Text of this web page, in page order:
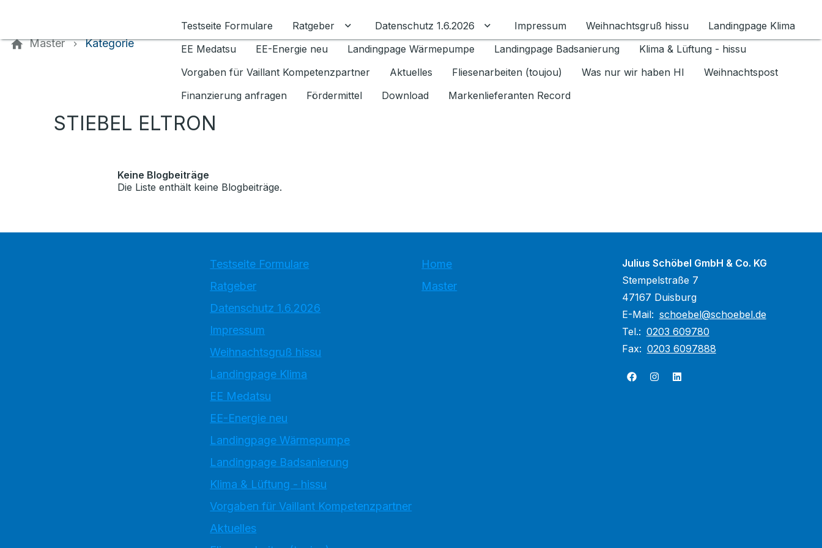
Testseite Formulare
Ratgeber Untermenü für Ratgeber umschalten
Datenschutz 1.6.2026 Untermenü für Datenschutz 1.6.2026 umschalten
Impressum Weihnachtsgruß hissu
Landingpage Klima
EE Medatsu
EE-Energie neu Landingpage Wärmepumpe Landingpage Badsanierung
Klima & Lüftung - hissu
Vorgaben für Vaillant Kompetenzpartner
Aktuelles Fliesenarbeiten (toujou) Was nur wir haben HI
Weihnachtspost
Finanzierung anfragen
Fördermittel Download Markenlieferanten Record
Master Kategorie
STIEBEL ELTRON
Keine Blogbeiträge
Die Liste enthält keine Blogbeiträge.
Testseite Formulare
Ratgeber
Datenschutz 1.6.2026
Impressum
Weihnachtsgruß hissu
Landingpage Klima
EE Medatsu
EE-Energie neu
Landingpage Wärmepumpe
Landingpage Badsanierung
Klima & Lüftung - hissu
Vorgaben für Vaillant Kompetenzpartner
Aktuelles
Home
Master
Julius Schöbel GmbH & Co. KG
Stempelstraße 7
47167 Duisburg
E-Mail: schoebel@schoebel.de
Tel.: 0203 609780
Fax: 0203 6097888